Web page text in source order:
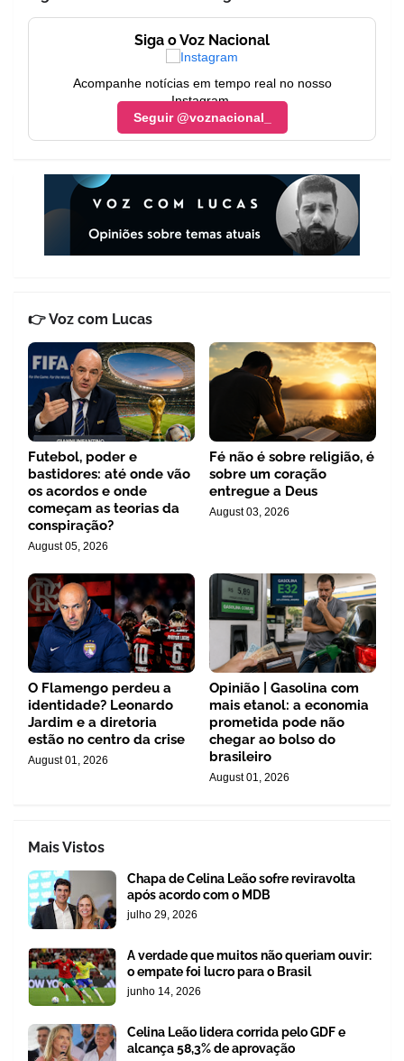
Siga o Voz Nacional
Acompanhe notícias em tempo real no nosso
Instagram.
Seguir @voznacional_
👉 Voz com Lucas
Futebol, poder e
bastidores: até onde vão
os acordos e onde
começam as teorias da
conspiração?
August 05, 2026
Fé não é sobre religião, é
sobre um coração
entregue a Deus
August 03, 2026
O Flamengo perdeu a
identidade? Leonardo
Jardim e a diretoria
estão no centro da crise
August 01, 2026
Opinião | Gasolina com
mais etanol: a economia
prometida pode não
chegar ao bolso do
brasileiro
August 01, 2026
Mais Vistos
Chapa de Celina Leão sofre reviravolta
após acordo com o MDB
julho 29, 2026
A verdade que muitos não queriam ouvir:
o empate foi lucro para o Brasil
junho 14, 2026
Celina Leão lidera corrida pelo GDF e
alcança 58,3% de aprovação